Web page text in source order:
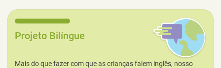
Projeto Bilíngue
Mais do que fazer com que as crianças falem inglês, nosso